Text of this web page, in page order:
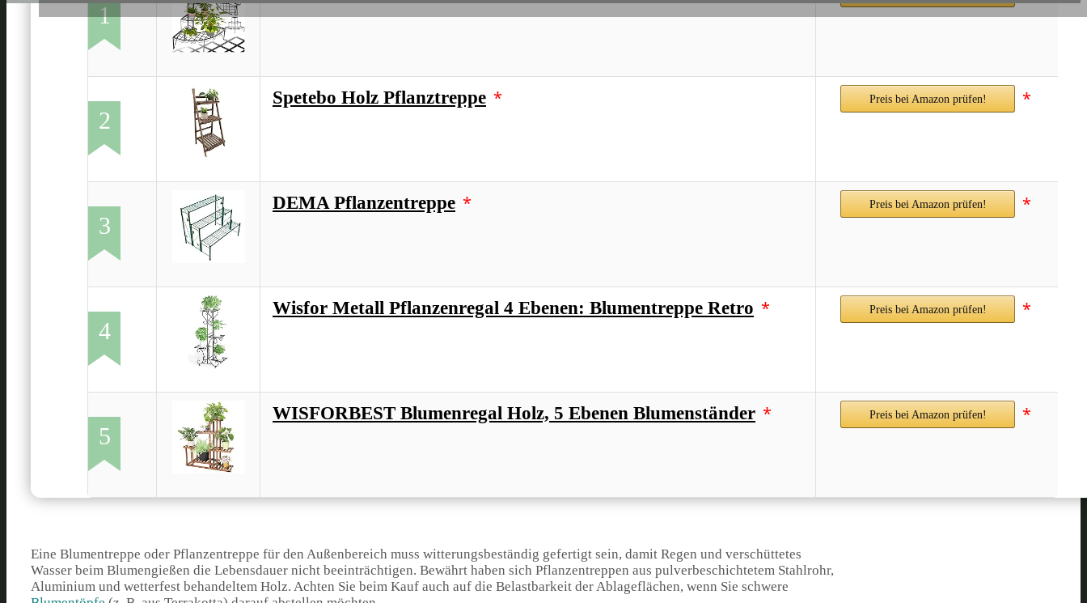
1
2
Spetebo Holz Pflanztreppe * Preis bei Amazon prüfen! *
3
DEMA Pflanzentreppe * Preis bei Amazon prüfen! *
4
Wisfor Metall Pflanzenregal 4 Ebenen: Blumentreppe Retro * Preis bei Amazon prüfen! *
5
WISFORBEST Blumenregal Holz, 5 Ebenen Blumenständer * Preis bei Amazon prüfen! *
Eine Blumentreppe oder Pflanzentreppe für den Außenbereich muss witterungsbeständig gefertigt sein, damit Regen und verschüttetes
Wasser beim Blumengießen die Lebensdauer nicht beeinträchtigen. Bewährt haben sich Pflanzentreppen aus pulverbeschichtetem Stahlrohr,
Aluminium und wetterfest behandeltem Holz. Achten Sie beim Kauf auch auf die Belastbarkeit der Ablageflächen, wenn Sie schwere